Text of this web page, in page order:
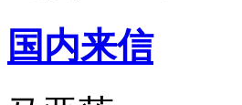
国内来信